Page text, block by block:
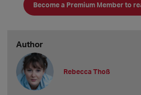
Become a Premium Member to
Author
Rebecca Thoß